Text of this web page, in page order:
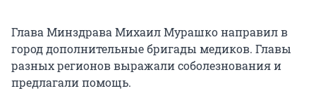
Глава Минздрава Михаил Мурашко направил в
город дополнительные бригады медиков. Главы
разных регионов выражали соболезнования и
предлагали помощь.